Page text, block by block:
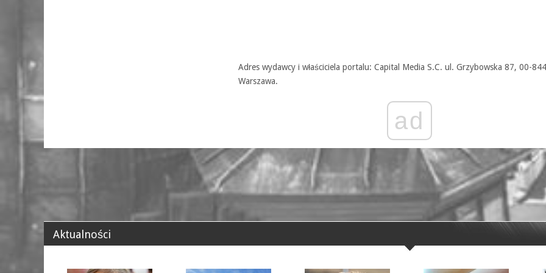
Adres wydawcy i właściciela portalu: Capital Media S.C. ul. Grzybowska 87, 00-844
Warszawa.
ad
Aktualności